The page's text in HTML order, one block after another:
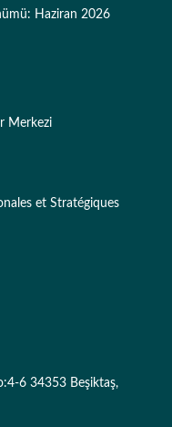
Haziran 2026
Merkezi
et Stratégiques
6 34353 Beşiktaş,